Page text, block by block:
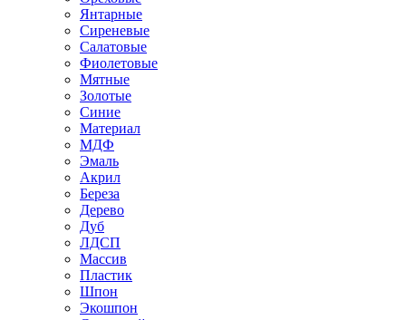
Янтарные
Сиреневые
Салатовые
Фиолетовые
Мятные
Золотые
Синие
Материал
МДФ
Эмаль
Акрил
Береза
Дерево
Дуб
ЛДСП
Массив
Пластик
Шпон
Экошпон